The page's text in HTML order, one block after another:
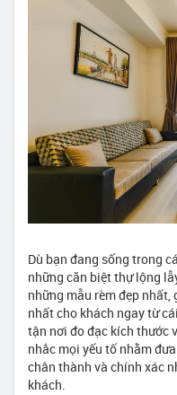
Dù bạn đang sống trong
những căn biệt thự lộng
những mẫu rèm đẹp nhất,
nhất cho khách ngay từ
tận nơi đo đạc kích thước
nhắc mọi yếu tố nhằm
chân thành và chính xác
khách.